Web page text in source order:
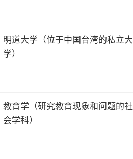
明道大学（位于中国台湾的私立大
学）
教育学（研究教育现象和问题的社
会学科）